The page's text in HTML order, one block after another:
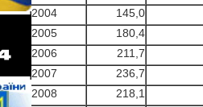
2004
145,0
2005
180,4
2006
211,7
2007
236,7
2008
218,1